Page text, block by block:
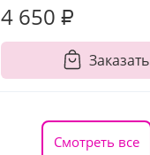
4 650 ₽
Заказать
Смотреть все